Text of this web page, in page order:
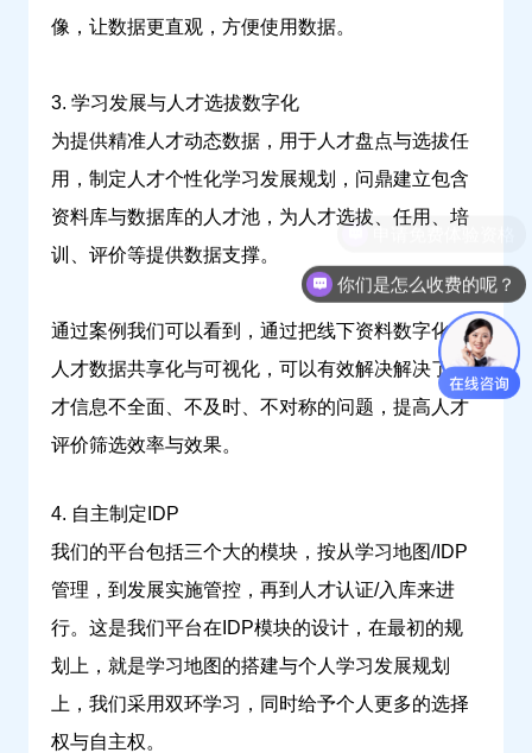
像，让数据更直观，方便使用数据。
3. 学习发展与人才选拔数字化
为提供精准人才动态数据，用于人才盘点与选拔任
用，制定人才个性化学习发展规划，问鼎建立包含
资料库与数据库的人才池，为人才选拔、任用、培
训、评价等提供数据支撑。
通过案例我们可以看到，通过把线下资料数字化，
人才数据共享化与可视化，可以有效解决解决了人
才信息不全面、不及时、不对称的问题，提高人才
评价筛选效率与效果。
4. 自主制定IDP
我们的平台包括三个大的模块，按从学习地图/IDP
管理，到发展实施管控，再到人才认证/入库来进
行。这是我们平台在IDP模块的设计，在最初的规
划上，就是学习地图的搭建与个人学习发展规划
上，我们采用双环学习，同时给予个人更多的选择
权与自主权。
申请免费体验资格
你们是怎么收费的呢？